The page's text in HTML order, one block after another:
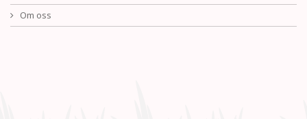
Om oss